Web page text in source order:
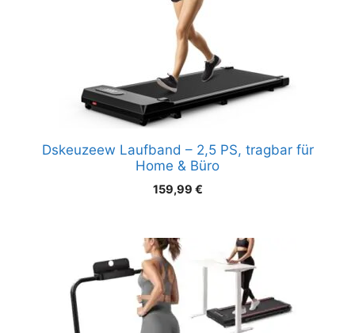
Dskeuzeew Laufband – 2,5 PS, tragbar für
Home & Büro
159,99 €